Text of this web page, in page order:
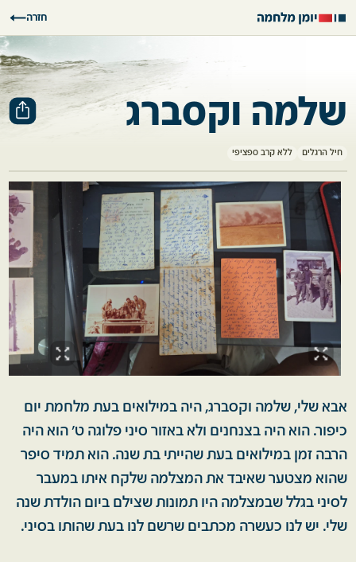
חזרה
שלמה וקסברג
חיל הרגלים ללא קרב ספציפי
אבא שלי, שלמה וקסברג, היה במילואים בעת מלחמת יום
כיפור. הוא היה בצנחנים ולא באזור סיני פלוגה ט' הוא היה
הרבה זמן במילואים בעת שהייתי בת שנה. הוא תמיד סיפר
שהוא מצטער שאיבד את המצלמה שלקח איתו במעבר
לסיני בגלל שבמצלמה היו תמונות שצילם ביום הולדת שנה
שלי. יש לנו כעשרה מכתבים שרשם לנו בעת שהותו בסיני.